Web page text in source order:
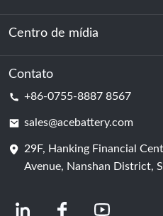
Sustentabilidade
Armazenamento de energia
Centro de dados e sala de
Célula de bateria
Centro de mídia
Notícias
Contato
+86-0755-8887 8567
sales@acebattery.com
29F, Hanking Financial
Avenue, Nanshan District,